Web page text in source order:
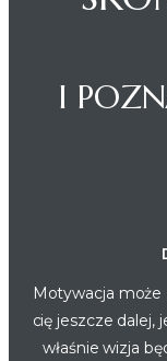
I
Motywacja może
cię jeszcze dalej,
właśnie wizja